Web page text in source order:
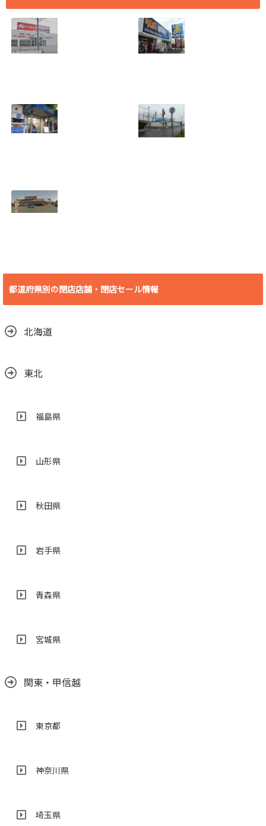
2018年7月29日
(日)をもって閉店
2018.07.19
ード刈谷店 2018年
9月17日(月)をもっ
て閉店
2018年7月29日
(日)をもって閉店
年6月30日(土)をも
って閉店
都道府県別の閉店店舗・閉店セール情報
北海道
東北
福島県
山形県
秋田県
岩手県
青森県
宮城県
関東・甲信越
東京都
神奈川県
埼玉県